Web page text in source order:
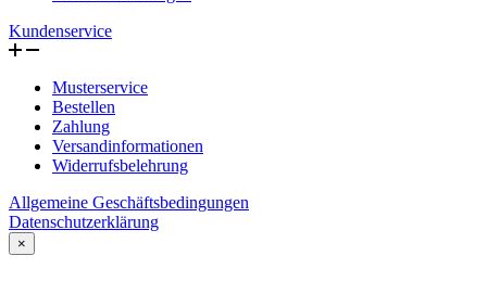
Kundenservice
Musterservice
Bestellen
Zahlung
Versandinformationen
Widerrufsbelehrung
Allgemeine Geschäftsbedingungen
Datenschutzerklärung
×